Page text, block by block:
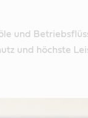
und
und höchste